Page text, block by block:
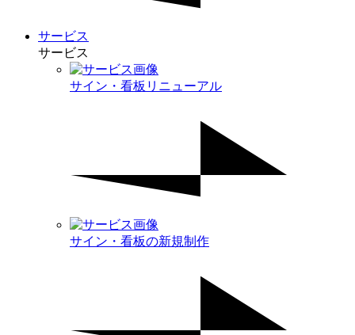
サービス
サービス
サイン・看板リニューアル
サイン・看板の新規制作